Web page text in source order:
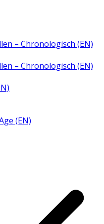
– Chronologisch (EN)
– Chronologisch (EN)
(EN)